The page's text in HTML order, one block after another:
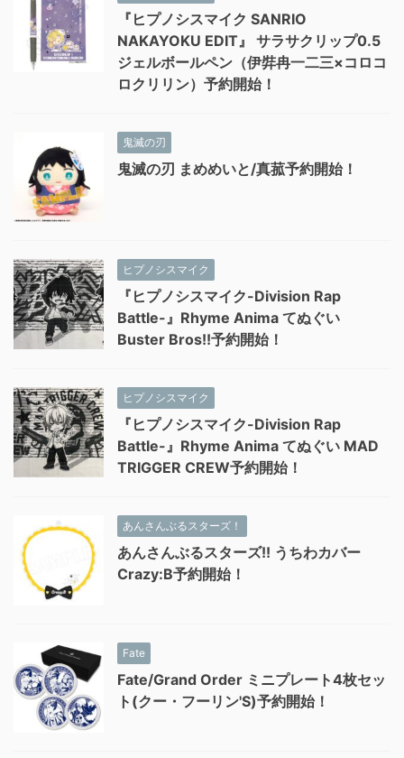
『ヒプノシスマイク SANRIO
NAKAYOKU EDIT』 サラサクリップ0.5
ジェルボールペン（伊弉冉一二三×コロコ
ロクリリン）予約開始！
鬼滅の刃
鬼滅の刃 まめめいと/真菰予約開始！
ヒプノシスマイク
『ヒプノシスマイク-Division Rap
Battle-』Rhyme Anima てぬぐい
Buster Bros!!予約開始！
ヒプノシスマイク
『ヒプノシスマイク-Division Rap
Battle-』Rhyme Anima てぬぐい MAD
TRIGGER CREW予約開始！
あんさんぶるスターズ！
あんさんぶるスターズ!! うちわカバー
Crazy:B予約開始！
Fate
Fate/Grand Order ミニプレート4枚セッ
ト(クー・フーリン'S)予約開始！